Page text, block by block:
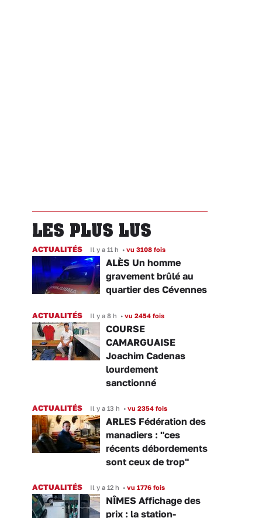
LES PLUS LUS
ACTUALITÉS Il y a 11 h • vu 3108 fois
ALÈS Un homme
gravement brûlé au
quartier des Cévennes
ACTUALITÉS Il y a 8 h • vu 2454 fois
COURSE
CAMARGUAISE
Joachim Cadenas
lourdement
sanctionné
ACTUALITÉS Il y a 13 h • vu 2354 fois
ARLES Fédération des
manadiers : "ces
récents débordements
sont ceux de trop"
ACTUALITÉS Il y a 12 h • vu 1776 fois
NÎMES Affichage des
prix : la station-